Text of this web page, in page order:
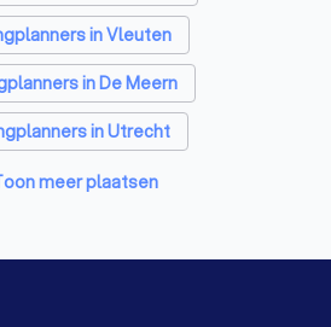
in Vleuten
in De Meern
in Utrecht
in Loenen aan de Vecht
meer plaatsen